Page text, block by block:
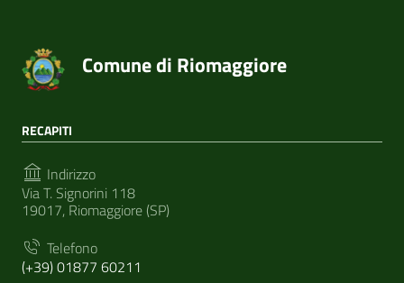
Comune di Riomaggiore
RECAPITI
Indirizzo
Via T. Signorini 118
19017, Riomaggiore (SP)
Telefono
(+39) 01877 60211